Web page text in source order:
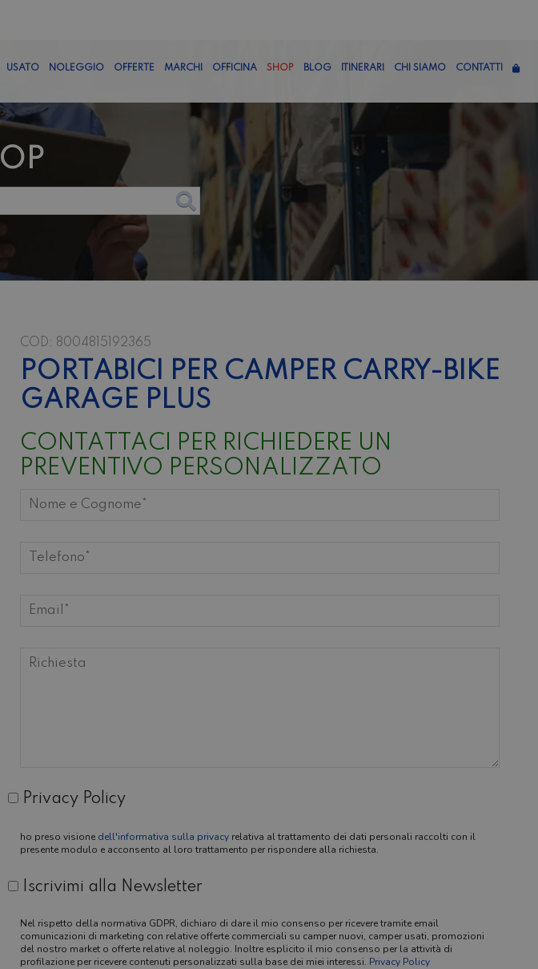
USATO NOLEGGIO OFFERTE MARCHI OFFICINA SHOP BLOG ITINERARI CHI SIAMO CONTATTI
COD: 8004815192365
PORTABICI PER CAMPER CARRY-BIKE
GARAGE PLUS
CONTATTACI PER RICHIEDERE UN
PREVENTIVO PERSONALIZZATO
Privacy Policy
ho preso visione dell'informativa sulla privacyrelativa al trattamento dei dati personali raccolti con il
presente modulo e acconsento al loro trattamento per rispondere alla richiesta.
Iscrivimi alla Newsletter
Nel rispetto della normativa GDPR, dichiaro di dare il mio consenso per ricevere tramite email
comunicazioni di marketing con relative offerte commerciali su camper nuovi, camper usati, promozioni
del nostro market o offerte relative al noleggio. Inoltre esplicito il mio consenso per la attività di
profilazione per ricevere contenuti personalizzati sulla base dei miei interessi. Privacy Policy